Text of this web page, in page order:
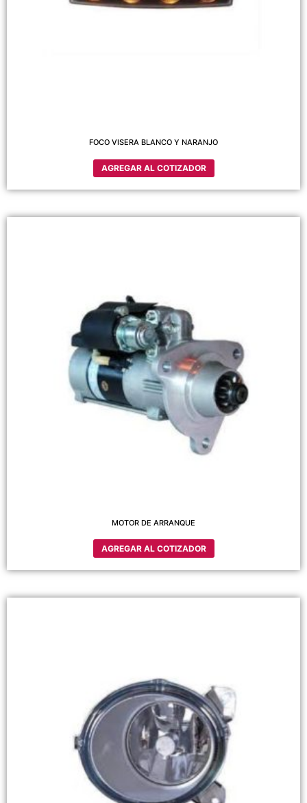
FOCO VISERA BLANCO Y NARANJO
AGREGAR AL COTIZADOR
MOTOR DE ARRANQUE
AGREGAR AL COTIZADOR